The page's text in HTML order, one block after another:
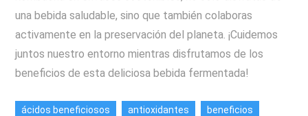
una bebida saludable, sino que también colaboras
activamente en la preservación del planeta. ¡Cuidemos
juntos nuestro entorno mientras disfrutamos de los
beneficios de esta deliciosa bebida fermentada!
ácidos beneficiosos antioxidantes
beneficios